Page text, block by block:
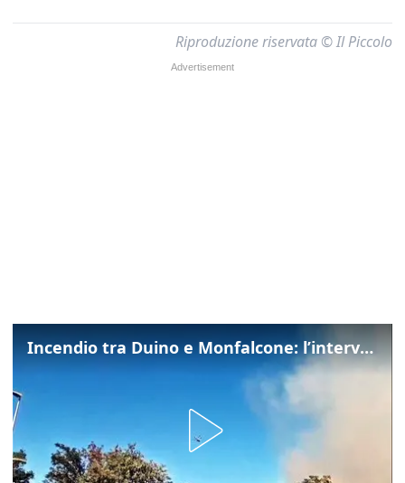
Riproduzione riservata © Il Piccolo
Incendio tra Duino e Monfalcone: l’intervento dei vigili del fuoco